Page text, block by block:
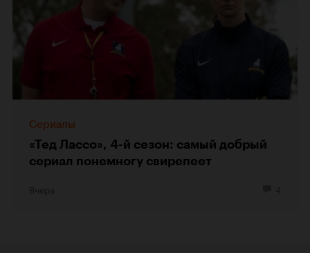
Сериалы
«Тед Лассо», 4-й сезон: самый добрый
сериал понемногу свирепеет